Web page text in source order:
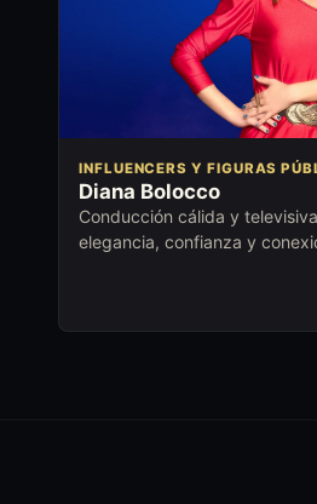
INFLUENCERS Y FIGURAS
Diana Bolocco
Conducción cálida y
elegancia, confianza y